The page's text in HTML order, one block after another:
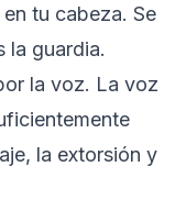
tu cabeza. Se
la guardia.
la voz. La voz
la extorsión y